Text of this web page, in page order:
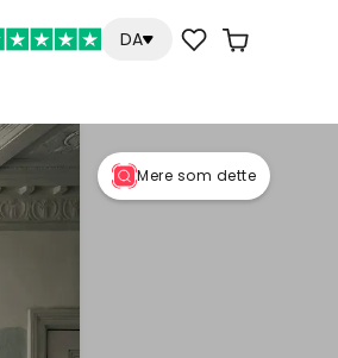
DA
Mere som dette